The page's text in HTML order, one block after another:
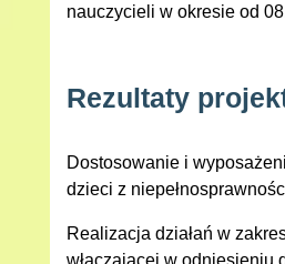
nauczycieli w okresie od
Rezultaty
Dostosowanie i
dzieci z
Realizacja działań w
włączającej w odniesieniu